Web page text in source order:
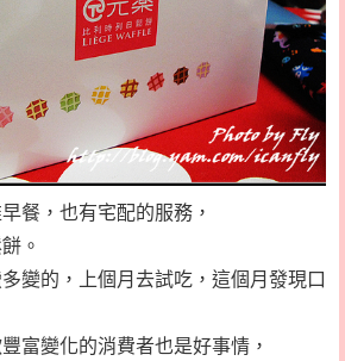
餐，也有宅配的服務，
。
變的，上個月去試吃，這個月發現口
富變化的消費者也是好事情，